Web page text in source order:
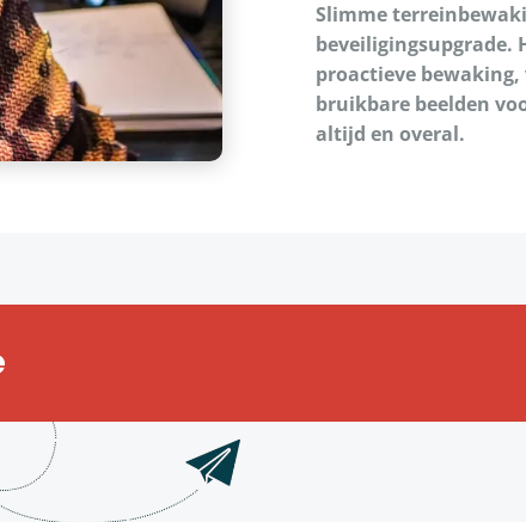
Slimme
beveiligingsupgrade.
proactieve
bruikbare beelden
altijd en overal.